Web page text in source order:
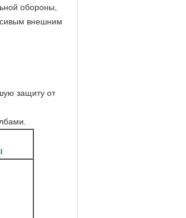
обороны,
внешним
защиту от